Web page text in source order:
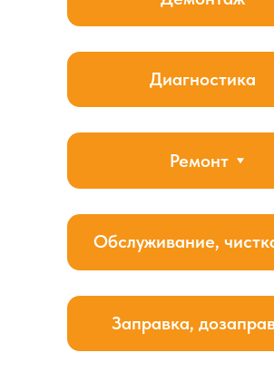
элементов, чтобы восстановить их нормальную работу
и предотвратить дальнейшие поломки.
улучшить циркуляцию воздуха, повысить эффективность
охлаждения и снизить риск возникновения
неисправностей. Регулярная диагностика
и профилактика позволяют избежать дорогостоящего
рабочем состоянии.